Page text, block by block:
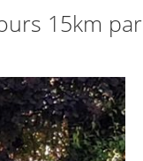
15km par